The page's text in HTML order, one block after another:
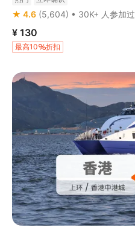
★ 4.6 (5,604) • 30K+ 人参加过
¥ 130
最高10 折扣